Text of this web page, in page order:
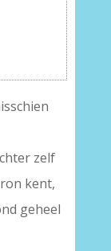
zelf
kent,
geheel